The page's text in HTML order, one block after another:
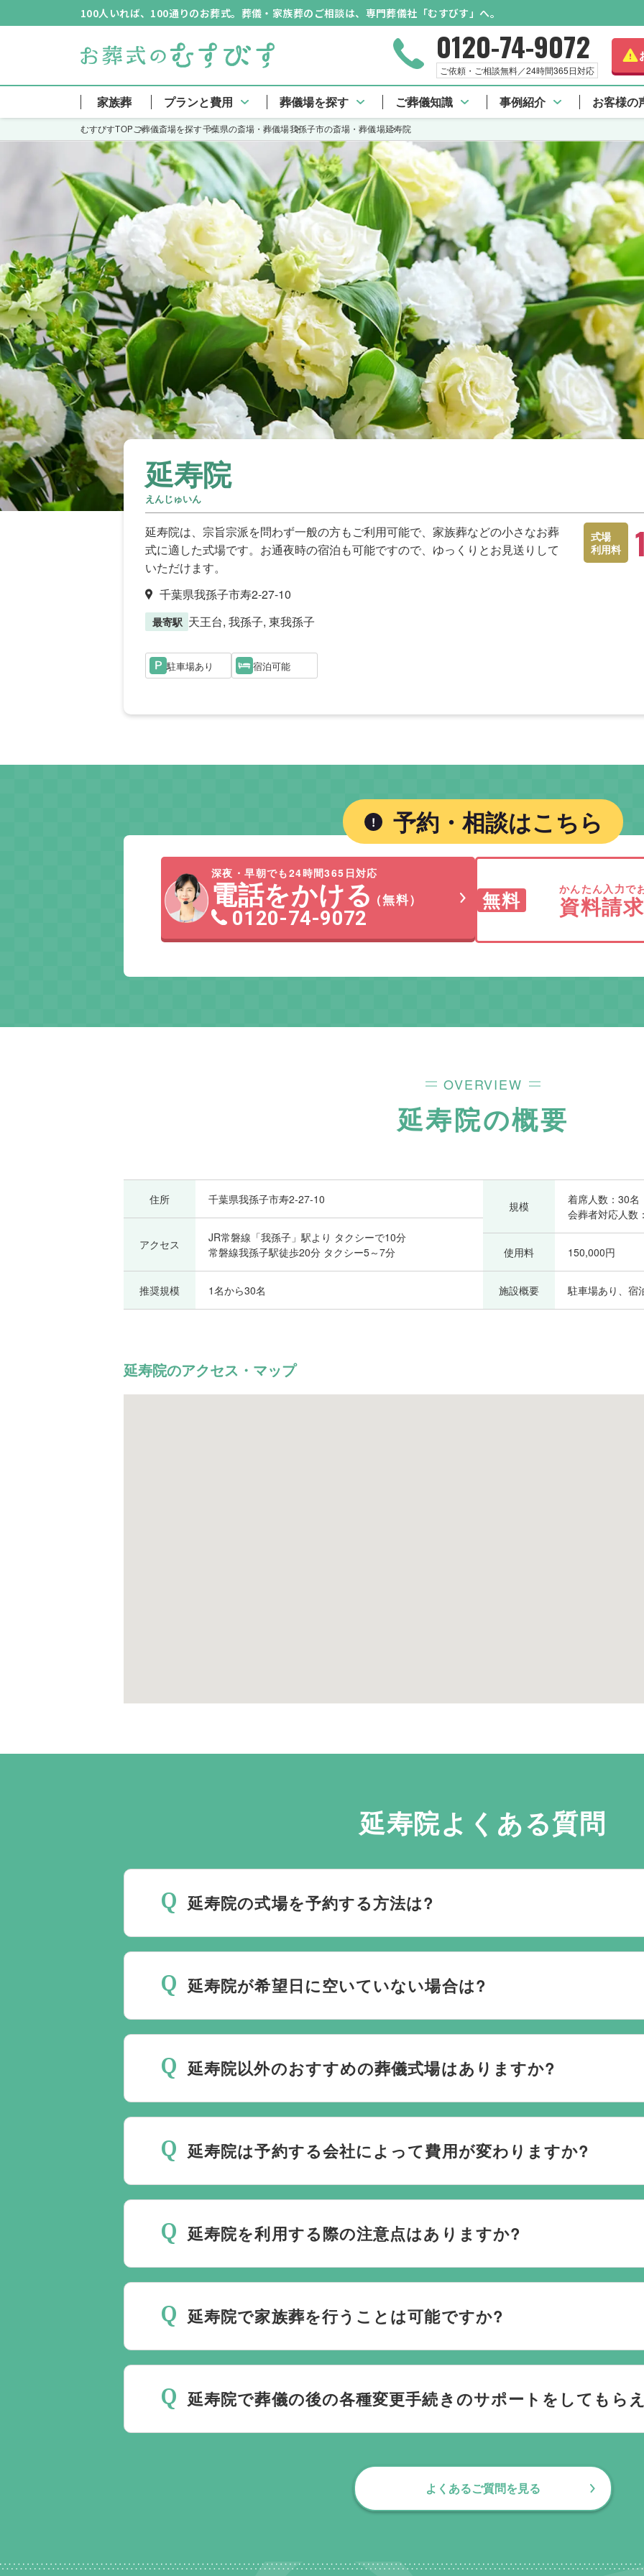
100人いれば、100通りのお葬式。葬儀・家族葬のご相談は、専門葬儀社「むすびす」へ。
0120-74-9072
ご依頼・ご相談無料／24時間365日対応
家族葬 プランと費用 葬儀場を探す ご葬儀知識 事例紹介 お客様の
むすびすTOPご葬儀斎場を探す千葉県の斎場・葬儀場我孫子市の斎場・葬儀場延寿院
延寿院
えんじゅいん
延寿院は、宗旨宗派を問わず一般の方もご利用可能で、家族葬などの小さなお葬
式に適した式場です。お通夜時の宿泊も可能ですので、ゆっくりとお見送りして
いただけます。
千葉県我孫子市寿2-27-10
最寄駅 天王台, 我孫子, 東我孫子
式場
利用料
駐車場あり 宿泊可能
予約・相談はこちら
深夜・早朝でも24時間365日対応
電話をかける （無料）
0120-74-9072
無料 かんたん入力で
資料請
OVERVIEW
延寿院の概要
住所 千葉県我孫子市寿2-27-10
アクセス
JR常磐線「我孫子」駅より タクシーで10分
常磐線我孫子駅徒歩20分 タクシー5～7分
推奨規模 1名から30名
規模
着席人数：30名
会葬者対応人数
使用料 150,000円
施設概要 駐車場あり、宿
延寿院のアクセス・マップ
延寿院よくある質問
延寿院の式場を予約する方法は?
種手続きまで、すべて一貫してお手伝いいたします。
延寿院が希望日に空いていない場合は?
理に自社会館を勧めることなく柔軟にご提案ができます。
延寿院以外のおすすめの葬儀式場はありますか?
はなく、近年では自宅でご葬儀を行う自宅葬を選ばれる方もいます。私たちは自宅での
延寿院は予約する会社によって費用が変わりますか?
延寿院を利用する際の注意点はありますか?
ください。
延寿院で家族葬を行うことは可能ですか?
延寿院で葬儀の後の各種変更手続きのサポートをしてもら
よくあるご質問を見る